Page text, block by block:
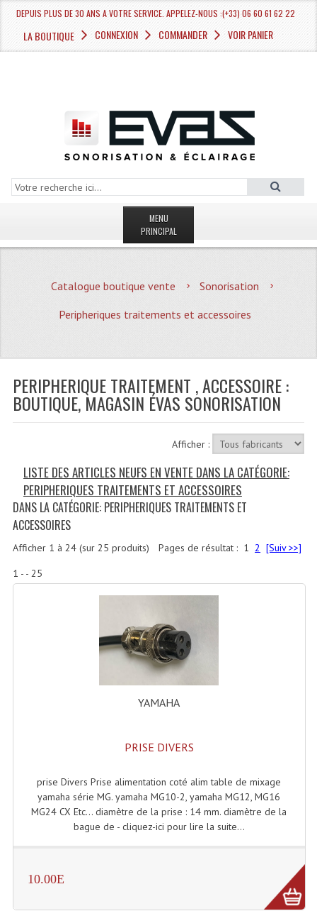
DEPUIS PLUS DE 30 ANS A VOTRE SERVICE. APPELEZ-NOUS :(+33) 06 60 61 62 22
LA BOUTIQUE CONNEXION COMMANDER VOIR PANIER
MENU
PRINCIPAL
MAGASIN
Quoi De Neuf?
Plan Acces, Horaires.
Location De Matériel
Recevoir Nos Promotions
CATÉGORIES
Sonorisation
Accessoires Enceintes
Accessoires Micro, Pieds De Régie
Cellule (s)
Selecteurs Audio Vidéo
Amplificateurs
Catalogue boutique vente
Sonorisation
Peripheriques traitements et accessoires
PERIPHERIQUE TRAITEMENT , ACCESSOIRE :
BOUTIQUE, MAGASIN ÉVAS SONORISATION
Afficher :
LISTE DES ARTICLES NEUFS EN VENTE DANS LA CATÉGORIE:
PERIPHERIQUES TRAITEMENTS ET ACCESSOIRES
DANS LA CATÉGORIE: PERIPHERIQUES TRAITEMENTS ET
ACCESSOIRES
Pages de résultat : 1 2 [Suiv >>]
Afficher 1 à 24(sur 25 produits)
1 - - 25
YAMAHA
PRISE DIVERS
prise Divers Prise alimentation coté alim table de mixage
yamaha série MG. yamaha MG10-2, yamaha MG12, MG16
MG24 CX Etc... diamètre de la prise : 14 mm. diamètre de la
bague de - cliquez-ici pour lire la suite...
10.00E